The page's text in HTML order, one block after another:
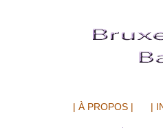
| À PROPOS | |